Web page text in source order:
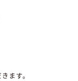
ます。